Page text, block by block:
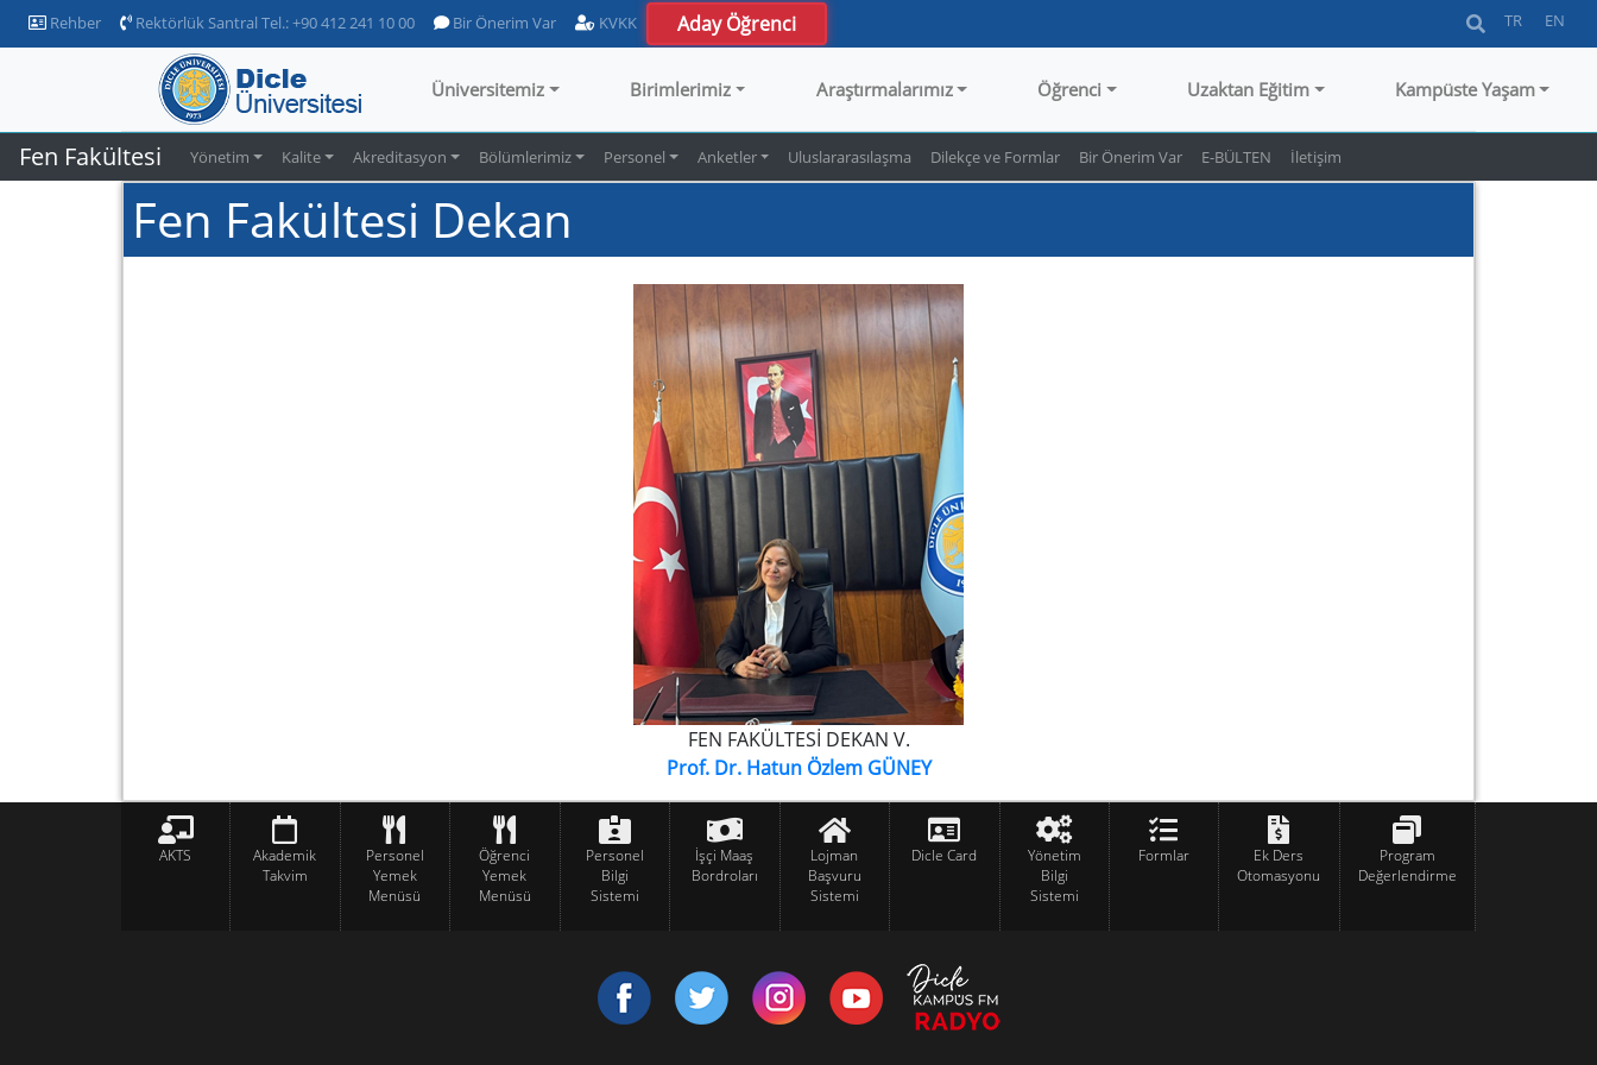
Rehber Rektörlük Santral Tel.: +90 412 241 10 00 Bir Önerim Var KVKK Aday Öğrenci TR EN
Üniversitemiz Birimlerimiz Araştırmalarımız Öğrenci Uzaktan Eğitim Kampüste Yaşam
Fen Fakültesi Yönetim Kalite Akreditasyon Bölümlerimiz Personel Anketler Uluslararasılaşma Dilekçe ve Formlar Bir Önerim Var E-BÜLTEN İletişim
Fen Fakültesi Dekan
FEN FAKÜLTESİ DEKAN V.
Prof. Dr. Hatun Özlem GÜNEY
AKTS
Akademik
Takvim
Personel
Yemek
Menüsü
Öğrenci
Yemek
Menüsü
Personel
Bilgi
Sistemi
İşçi Maaş
Bordroları
Lojman
Başvuru
Sistemi
Dicle Card
Yönetim
Bilgi
Sistemi
Formlar
Ek Ders
Otomasyonu
Program
Değerlendirme